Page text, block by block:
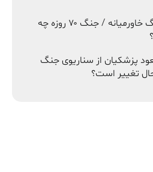
برندگان پنهان جنگ خاورمیانه / جنگ ۷۰ روزه چه
پزشکیان از سناریوی جنگ
تغییر است؟